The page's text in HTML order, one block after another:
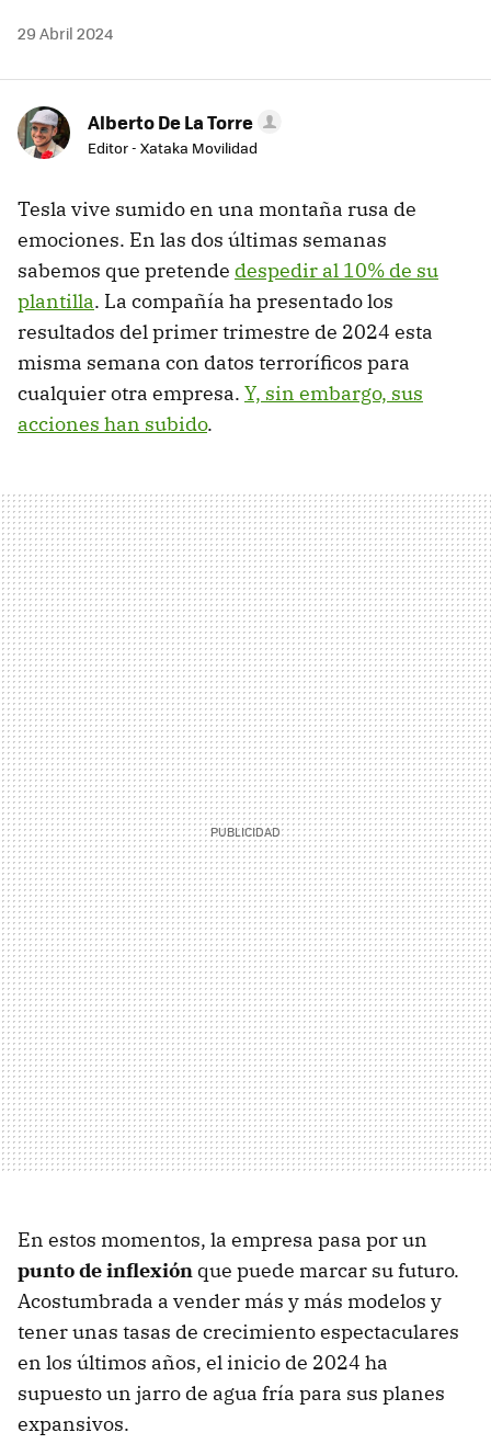
29 Abril 2024
Alberto De La Torre
Editor - Xataka Movilidad
Tesla vive sumido en una montaña rusa de
emociones. En las dos últimas semanas
sabemos que pretende despedir al 10% de su
plantilla. La compañía ha presentado los
resultados del primer trimestre de 2024 esta
misma semana con datos terroríficos para
cualquier otra empresa. Y, sin embargo, sus
acciones han subido.
En estos momentos, la empresa pasa por un
punto de inflexión que puede marcar su futuro.
Acostumbrada a vender más y más modelos y
tener unas tasas de crecimiento espectaculares
en los últimos años, el inicio de 2024 ha
supuesto un jarro de agua fría para sus planes
expansivos.